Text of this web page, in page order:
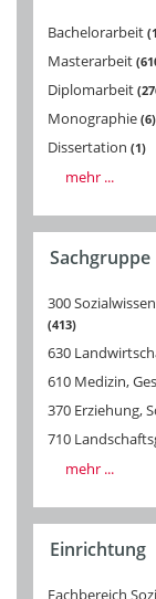
Bachelorarbeit
Masterarbeit
Diplomarbeit
Monographie 6
Dissertation 1
mehr ...
Sachgruppe
300
413
630
610 Medizin,
370 Erziehung,
710
mehr ...
Einrichtung
Fachbereich